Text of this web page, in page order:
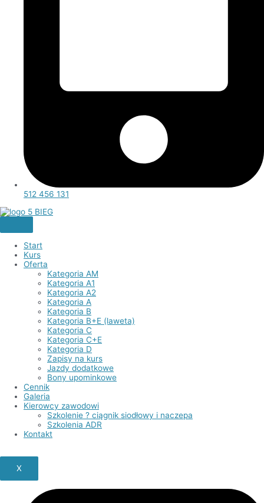
512 456 131
Start
Kurs
Oferta
Kategoria AM
Kategoria A1
Kategoria A2
Kategoria A
Kategoria B
Kategoria B+E (laweta)
Kategoria C
Kategoria C+E
Kategoria D
Zapisy na kurs
Jazdy dodatkowe
Bony upominkowe
Cennik
Galeria
Kierowcy zawodowi
Szkolenie ? ciągnik siodłowy i naczepa
Szkolenia ADR
Kontakt
X